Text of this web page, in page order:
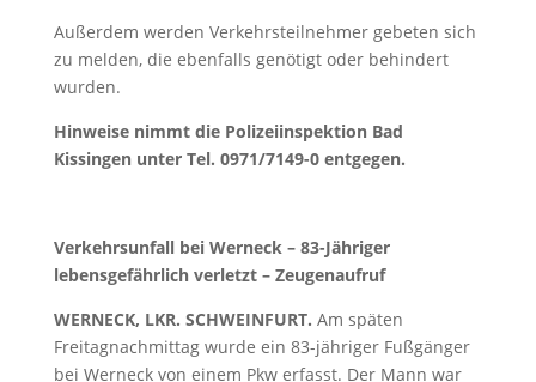
Außerdem werden Verkehrsteilnehmer gebeten sich
zu melden, die ebenfalls genötigt oder behindert
wurden.
Hinweise nimmt die Polizeiinspektion Bad
Kissingen unter Tel. 0971/7149-0 entgegen.
Verkehrsunfall bei Werneck – 83-Jähriger
lebensgefährlich verletzt – Zeugenaufruf
WERNECK, LKR. SCHWEINFURT. Am späten
Freitagnachmittag wurde ein 83-jähriger Fußgänger
bei Werneck von einem Pkw erfasst. Der Mann war